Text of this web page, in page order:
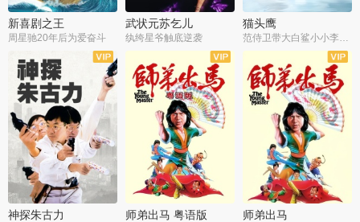
新喜剧之王
周星驰20年后为爱奋斗
武状元苏乞儿
纨绔星爷触底逆袭
猫头鹰
神探朱古力 师弟出马 粤语版 师弟出马